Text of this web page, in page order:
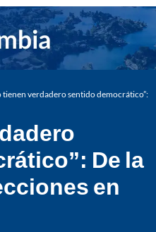
tienen verdadero sentido democrático”:
De la
en